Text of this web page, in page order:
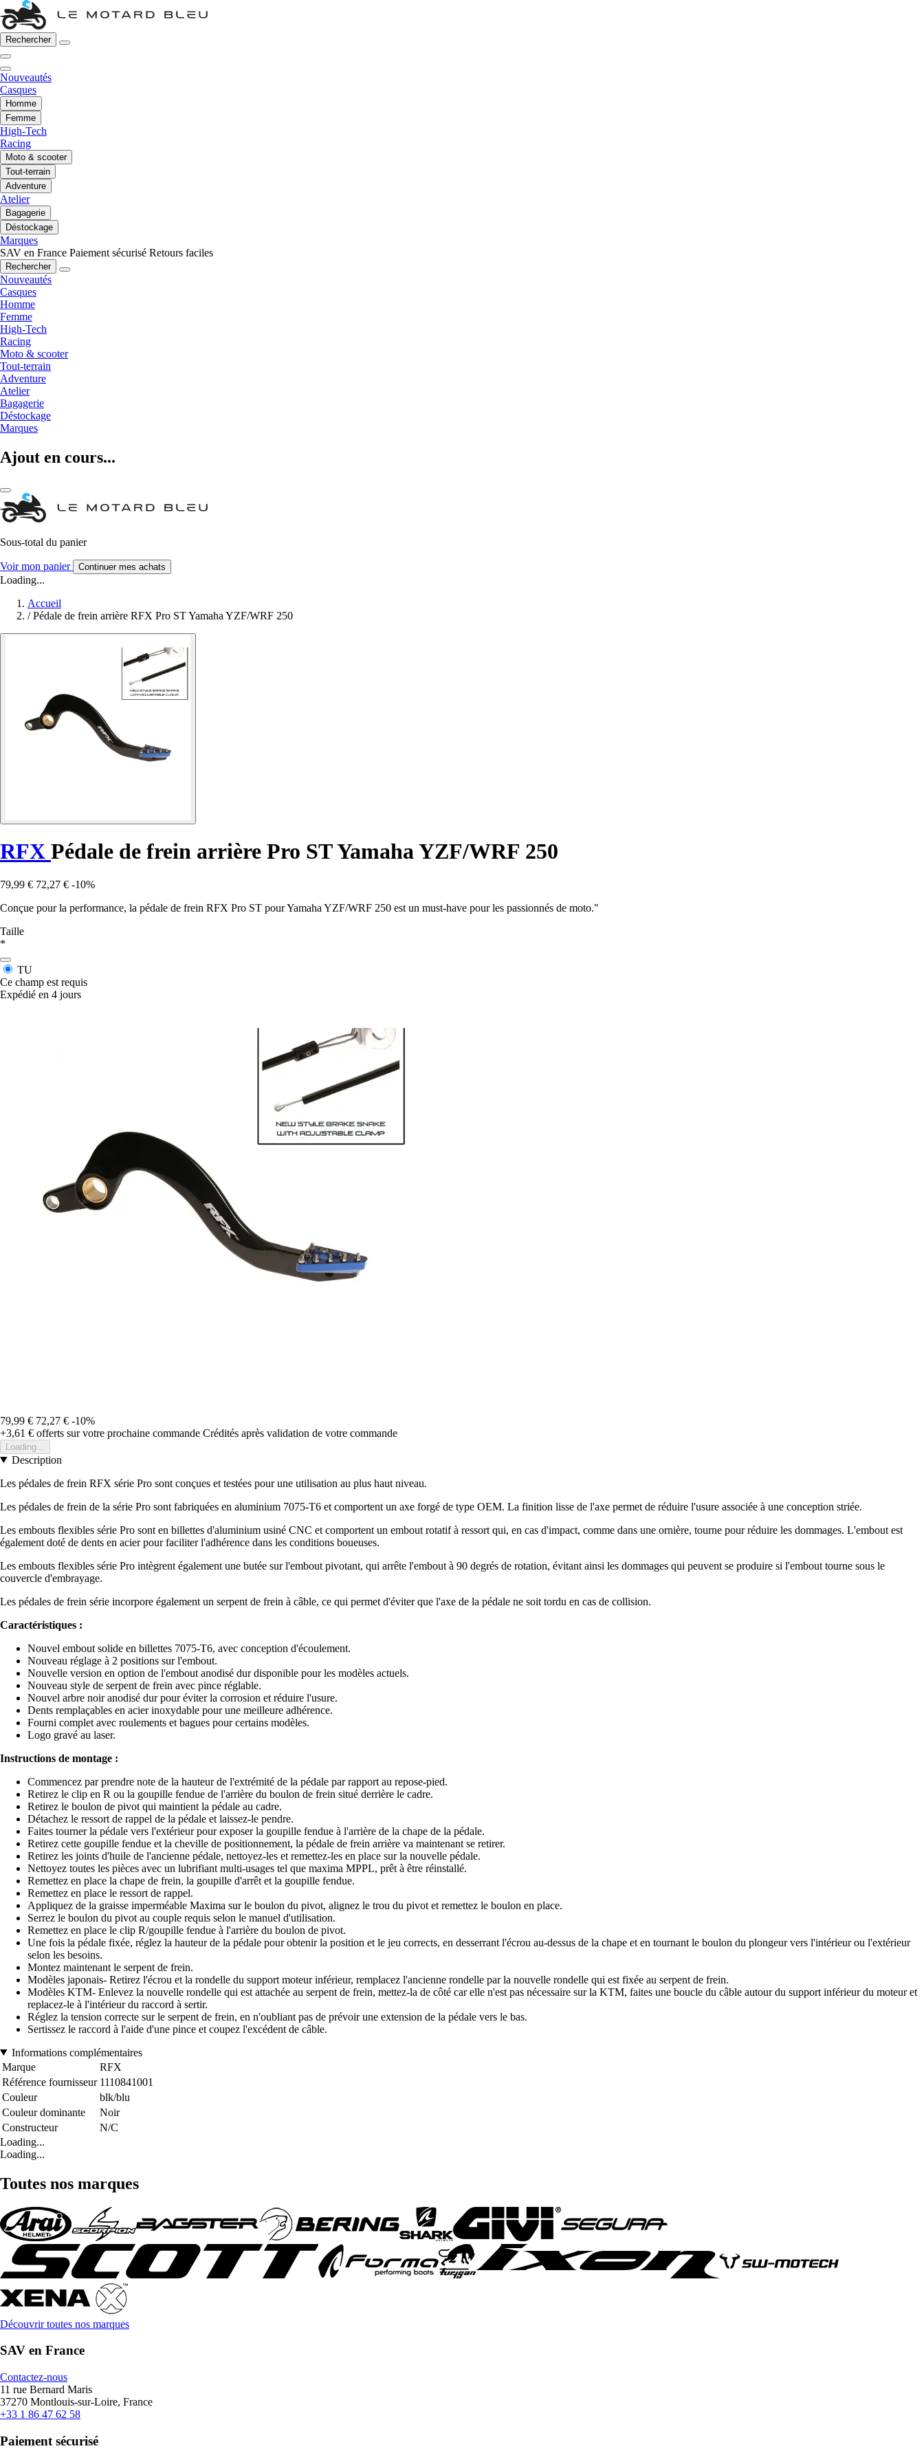
Rechercher
Nouveautés
Casques
Homme
Femme
High-Tech
Racing
Moto & scooter
Tout-terrain
Adventure
Atelier
Bagagerie
Déstockage
Marques
SAV en France Paiement sécurisé Retours faciles
Rechercher
Nouveautés
Casques
Homme
Femme
High-Tech
Racing
Moto & scooter
Tout-terrain
Adventure
Atelier
Bagagerie
Déstockage
Marques
Ajout en cours...
Sous-total du panier
Voir mon panier Continuer mes achats
Loading...
Accueil
/ Pédale de frein arrière RFX Pro ST Yamaha YZF/WRF 250
RFX Pédale de frein arrière Pro ST Yamaha YZF/WRF 250
79,99 € 72,27 € -10%
Conçue pour la performance, la pédale de frein RFX Pro ST pour Yamaha YZF/WRF 250 est un must-have pour les passionnés de moto."
Taille
*
TU
Ce champ est requis
Expédié en 4 jours
79,99 € 72,27 € -10%
+3,61 € offerts sur votre prochaine commande Crédités après validation de votre commande
Loading...
Description
Les pédales de frein RFX série Pro sont conçues et testées pour une utilisation au plus haut niveau.
Les pédales de frein de la série Pro sont fabriquées en aluminium 7075-T6 et comportent un axe forgé de type OEM. La finition lisse de l'axe permet de réduire l'usure associée à une conception striée.
Les embouts flexibles série Pro sont en billettes d'aluminium usiné CNC et comportent un embout rotatif à ressort qui, en cas d'impact, comme dans une ornière, tourne pour réduire les dommages. L'embout est
également doté de dents en acier pour faciliter l'adhérence dans les conditions boueuses.
Les embouts flexibles série Pro intègrent également une butée sur l'embout pivotant, qui arrête l'embout à 90 degrés de rotation, évitant ainsi les dommages qui peuvent se produire si l'embout tourne sous le
couvercle d'embrayage.
Les pédales de frein série incorpore également un serpent de frein à câble, ce qui permet d'éviter que l'axe de la pédale ne soit tordu en cas de collision.
Caractéristiques :
Nouvel embout solide en billettes 7075-T6, avec conception d'écoulement.
Nouveau réglage à 2 positions sur l'embout.
Nouvelle version en option de l'embout anodisé dur disponible pour les modèles actuels.
Nouveau style de serpent de frein avec pince réglable.
Nouvel arbre noir anodisé dur pour éviter la corrosion et réduire l'usure.
Dents remplaçables en acier inoxydable pour une meilleure adhérence.
Fourni complet avec roulements et bagues pour certains modèles.
Logo gravé au laser.
Instructions de montage :
Commencez par prendre note de la hauteur de l'extrémité de la pédale par rapport au repose-pied.
Retirez le clip en R ou la goupille fendue de l'arrière du boulon de frein situé derrière le cadre.
Retirez le boulon de pivot qui maintient la pédale au cadre.
Détachez le ressort de rappel de la pédale et laissez-le pendre.
Faites tourner la pédale vers l'extérieur pour exposer la goupille fendue à l'arrière de la chape de la pédale.
Retirez cette goupille fendue et la cheville de positionnement, la pédale de frein arrière va maintenant se retirer.
Retirez les joints d'huile de l'ancienne pédale, nettoyez-les et remettez-les en place sur la nouvelle pédale.
Nettoyez toutes les pièces avec un lubrifiant multi-usages tel que maxima MPPL, prêt à être réinstallé.
Remettez en place la chape de frein, la goupille d'arrêt et la goupille fendue.
Remettez en place le ressort de rappel.
Appliquez de la graisse imperméable Maxima sur le boulon du pivot, alignez le trou du pivot et remettez le boulon en place.
Serrez le boulon du pivot au couple requis selon le manuel d'utilisation.
Remettez en place le clip R/goupille fendue à l'arrière du boulon de pivot.
Une fois la pédale fixée, réglez la hauteur de la pédale pour obtenir la position et le jeu corrects, en desserrant l'écrou au-dessus de la chape et en tournant le boulon du plongeur vers l'intérieur ou l'extérieur
selon les besoins.
Montez maintenant le serpent de frein.
Modèles japonais- Retirez l'écrou et la rondelle du support moteur inférieur, remplacez l'ancienne rondelle par la nouvelle rondelle qui est fixée au serpent de frein.
Modèles KTM- Enlevez la nouvelle rondelle qui est attachée au serpent de frein, mettez-la de côté car elle n'est pas nécessaire sur la KTM, faites une boucle du câble autour du support inférieur du moteur et
replacez-le à l'intérieur du raccord à sertir.
Réglez la tension correcte sur le serpent de frein, en n'oubliant pas de prévoir une extension de la pédale vers le bas.
Sertissez le raccord à l'aide d'une pince et coupez l'excédent de câble.
Informations complémentaires
Marque
RFX
Référence fournisseur 1110841001
Couleur
blk/blu
Couleur dominante
Noir
Constructeur
N/C
Loading...
Loading...
Toutes nos marques
Découvrir toutes nos marques
SAV en France
Contactez-nous
11 rue Bernard Maris
37270 Montlouis-sur-Loire, France
+33 1 86 47 62 58
Paiement sécurisé